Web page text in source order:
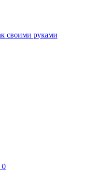
своими руками
0